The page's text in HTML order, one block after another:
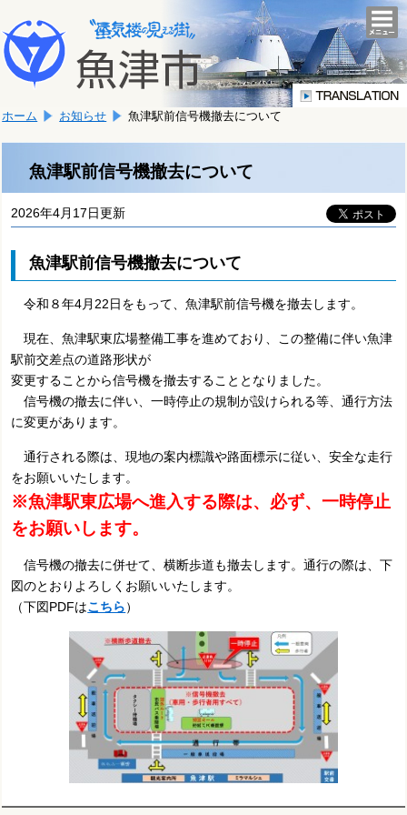
文
へ
移
ま
す。
こ
か
文
ホーム お知らせ 魚津駅前信号機撤去について
魚津駅前信号機撤去について
2026年4月17日更新
魚津駅前信号機撤去について
令和８年4月22日をもって、魚津駅前信号機を撤去します。
現在、魚津駅東広場整備工事を進めており、この整備に伴い魚津
駅前交差点の道路形状が
変更することから信号機を撤去することとなりました。
信号機の撤去に伴い、一時停止の規制が設けられる等、通行方法
に変更があります。
通行される際は、現地の案内標識や路面標示に従い、安全な走行
をお願いいたします。
※魚津駅東広場へ進入する際は、必ず、一時停止
をお願いします。
信号機の撤去に併せて、横断歩道も撤去します。通行の際は、下
図のとおりよろしくお願いいたします。
（下図PDFはこちら）